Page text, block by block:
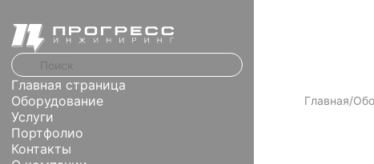
Главная страница
Оборудование
Услуги
Портфолио
Контакты
Главная/